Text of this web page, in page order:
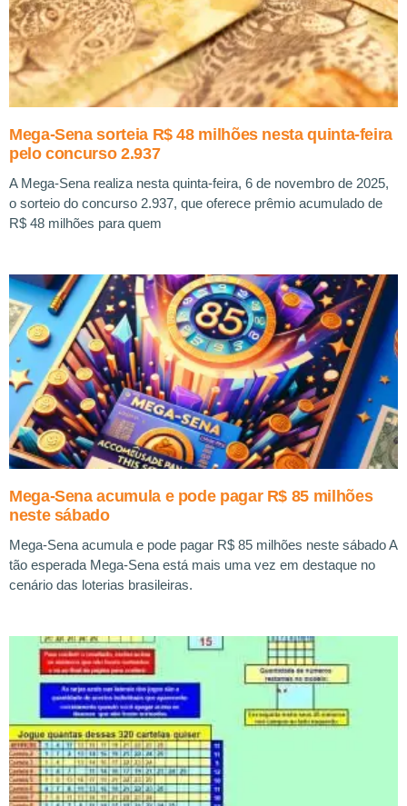
Mega-Sena sorteia R$ 48 milhões nesta quinta-feira
pelo concurso 2.937
A Mega-Sena realiza nesta quinta-feira, 6 de novembro de 2025,
o sorteio do concurso 2.937, que oferece prêmio acumulado de
R$ 48 milhões para quem
Mega-Sena acumula e pode pagar R$ 85 milhões
neste sábado
Mega-Sena acumula e pode pagar R$ 85 milhões neste sábado A
tão esperada Mega-Sena está mais uma vez em destaque no
cenário das loterias brasileiras.